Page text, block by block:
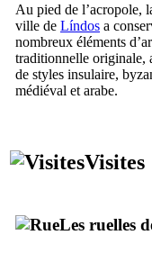
Au pied de l’acropole,
ville de Líndos a
nombreux éléments
traditionnelle originale,
de styles insulaire,
médiéval et arabe.
Visites
Les ruelles